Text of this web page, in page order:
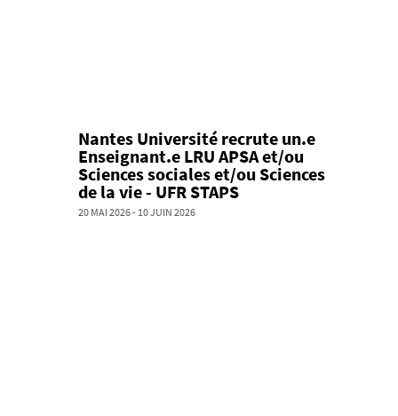
Nantes Université recrute un.e
Enseignant.e LRU APSA et/ou
Sciences sociales et/ou Sciences
de la vie - UFR STAPS
20 MAI 2026- 10 JUIN 2026